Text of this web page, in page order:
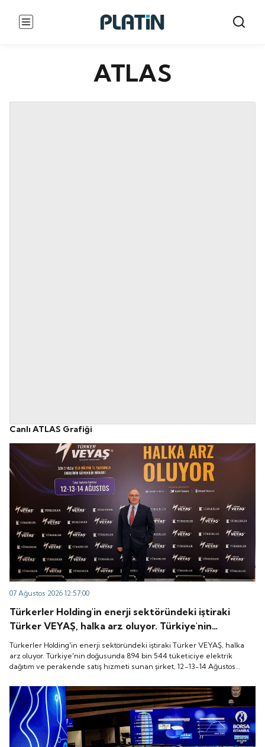
ATLAS
Canlı ATLAS Grafiği
07 Ağustos 2026 12:57:00
Türkerler Holding'in enerji sektöründeki iştiraki
Türker VEYAŞ, halka arz oluyor. Türkiye'nin
doğusunda 894 bin 544 tüketiciye elektrik dağıtım
ve perakende satış hizmeti sunan şirket, 12-13-14
Ağustos tarihleri arasında pay başına 136 TL fiyatla
Türkerler Holding'in enerji sektöründeki iştiraki Türker VEYAŞ, halka
arz oluyor. Türkiye'nin doğusunda 894 bin 544 tüketiciye elektrik
dağıtım ve perakende satış hizmeti sunan şirket, 12-13-14 Ağustos